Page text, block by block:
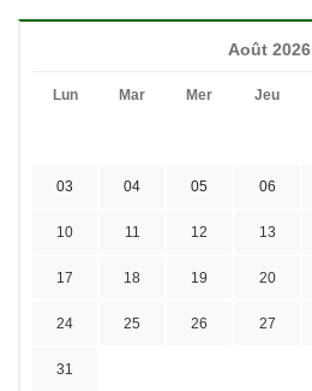
Août 2026
Lun Mar Mer Jeu
03 04 05 06
10 11 12 13
17 18 19 20
24 25 26 27
31